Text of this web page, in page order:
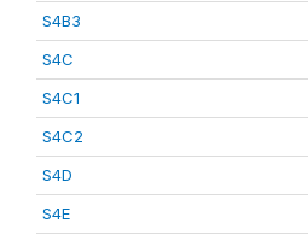
S4B3
S4C
S4C1
S4C2
S4D
S4E